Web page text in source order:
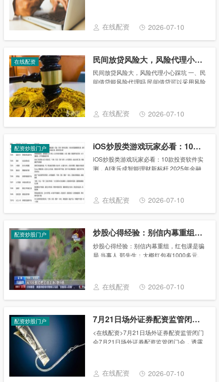
分，一起来看一下吧。 互联网消费金融业务
中，用......
在线配资 2026-07-10
在线配资 民间放贷风险大，风险代理小心踩坑
民间放贷风险大，风险代理小心踩坑 一、民
间借贷能风险代理吗 民间借贷可以采用风险
达成其他事先约定的结果时，委托人按照约
定......
在线配资 2026-07-10
配资炒股门户 iOS炒股类游戏玩家必看：10款投资软件实测，AI涨乐成智能理财新标杆
iOS炒股类游戏玩家必看：10款投资软件实
测，AI涨乐成智能理财新标杆 2025年金融
用”协同升级列为核心方向，这一政策......
在线配资 2026-07-10
配资炒股门户 炒股心得经验：别信内幕重组，红包课是骗局
炒股心得经验：别信内幕重组，红包课是骗
局 当事人 郑先生：大概红包有1000多元。
个听起来非常重磅的所谓内幕消息。 当......
在线配资 2026-07-10
配资炒股门户 7月21日场外证券配资监管闭门会，透露啥信号？蚂蚁配资还能配吗
<在线配资>7月21日场外证券配资监管闭门
会7月21日场外证券配资监管闭门会，透露
金融监管部门、法律界、场外配......
在线配资 2026-07-10